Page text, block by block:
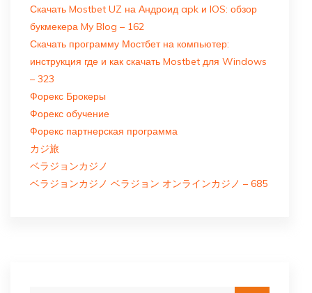
Скачать Mostbet UZ на Андроид apk и IOS: обзор
букмекера My Blog – 162
Скачать программу Мостбет на компьютер:
инструкция где и как скачать Mostbet для Windows
– 323
Форекс Брокеры
Форекс обучение
Форекс партнерская программа
カジ旅
ベラジョンカジノ
ベラジョンカジノ ベラジョン オンラインカジノ – 685